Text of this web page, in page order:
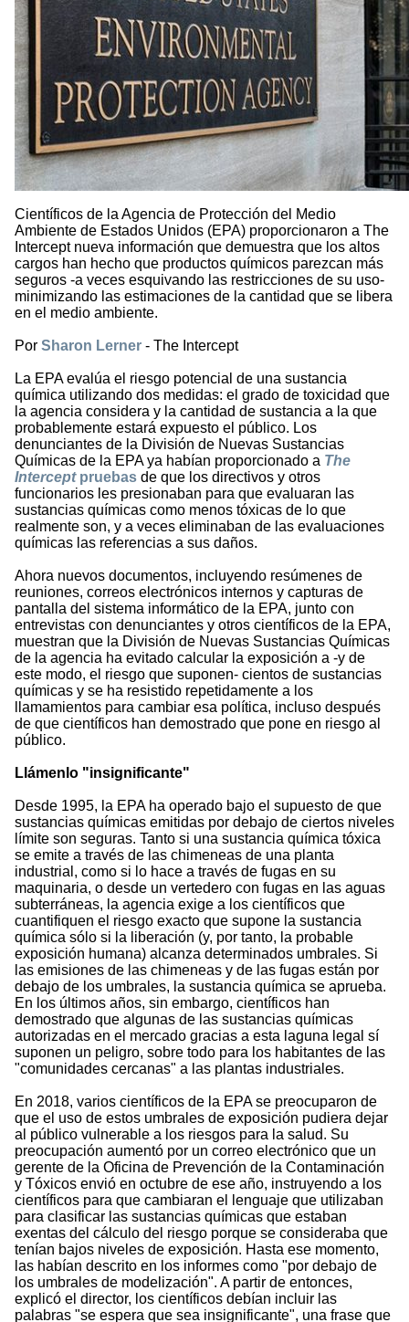
Científicos de la Agencia de Protección del Medio
Ambiente de Estados Unidos (EPA) proporcionaron a The
Intercept nueva información que demuestra que los altos
cargos han hecho que productos químicos parezcan más
seguros -a veces esquivando las restricciones de su uso-
minimizando las estimaciones de la cantidad que se libera
en el medio ambiente.
Por Sharon Lerner - The Intercept
La EPA evalúa el riesgo potencial de una sustancia
química utilizando dos medidas: el grado de toxicidad que
la agencia considera y la cantidad de sustancia a la que
probablemente estará expuesto el público. Los
denunciantes de la División de Nuevas Sustancias
Químicas de la EPA ya habían proporcionado a The
Intercept pruebas de que los directivos y otros
funcionarios les presionaban para que evaluaran las
sustancias químicas como menos tóxicas de lo que
realmente son, y a veces eliminaban de las evaluaciones
químicas las referencias a sus daños.
Ahora nuevos documentos, incluyendo resúmenes de
reuniones, correos electrónicos internos y capturas de
pantalla del sistema informático de la EPA, junto con
entrevistas con denunciantes y otros científicos de la EPA,
muestran que la División de Nuevas Sustancias Químicas
de la agencia ha evitado calcular la exposición a -y de
este modo, el riesgo que suponen- cientos de sustancias
químicas y se ha resistido repetidamente a los
llamamientos para cambiar esa política, incluso después
de que científicos han demostrado que pone en riesgo al
público.
Llámenlo "insignificante"
Desde 1995, la EPA ha operado bajo el supuesto de que
sustancias químicas emitidas por debajo de ciertos niveles
límite son seguras. Tanto si una sustancia química tóxica
se emite a través de las chimeneas de una planta
industrial, como si lo hace a través de fugas en su
maquinaria, o desde un vertedero con fugas en las aguas
subterráneas, la agencia exige a los científicos que
cuantifiquen el riesgo exacto que supone la sustancia
química sólo si la liberación (y, por tanto, la probable
exposición humana) alcanza determinados umbrales. Si
las emisiones de las chimeneas y de las fugas están por
debajo de los umbrales, la sustancia química se aprueba.
En los últimos años, sin embargo, científicos han
demostrado que algunas de las sustancias químicas
autorizadas en el mercado gracias a esta laguna legal sí
suponen un peligro, sobre todo para los habitantes de las
"comunidades cercanas" a las plantas industriales.
En 2018, varios científicos de la EPA se preocuparon de
que el uso de estos umbrales de exposición pudiera dejar
al público vulnerable a los riesgos para la salud. Su
preocupación aumentó por un correo electrónico que un
gerente de la Oficina de Prevención de la Contaminación
y Tóxicos envió en octubre de ese año, instruyendo a los
científicos para que cambiaran el lenguaje que utilizaban
para clasificar las sustancias químicas que estaban
exentas del cálculo del riesgo porque se consideraba que
tenían bajos niveles de exposición. Hasta ese momento,
las habían descrito en los informes como "por debajo de
los umbrales de modelización". A partir de entonces,
explicó el director, los científicos debían incluir las
palabras "se espera que sea insignificante", una frase que